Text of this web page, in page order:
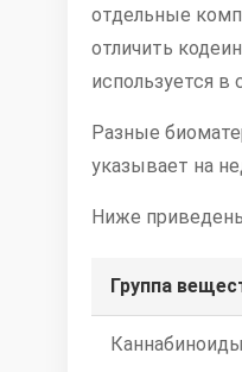
отдельные
отличить
используется в
Разные
указывает на
Ниже
Группа